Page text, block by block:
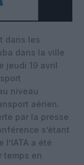
dans les
dans la ville
jeudi 19 avril
niveau
aérien.
par la presse
s’étant
a été
temps en